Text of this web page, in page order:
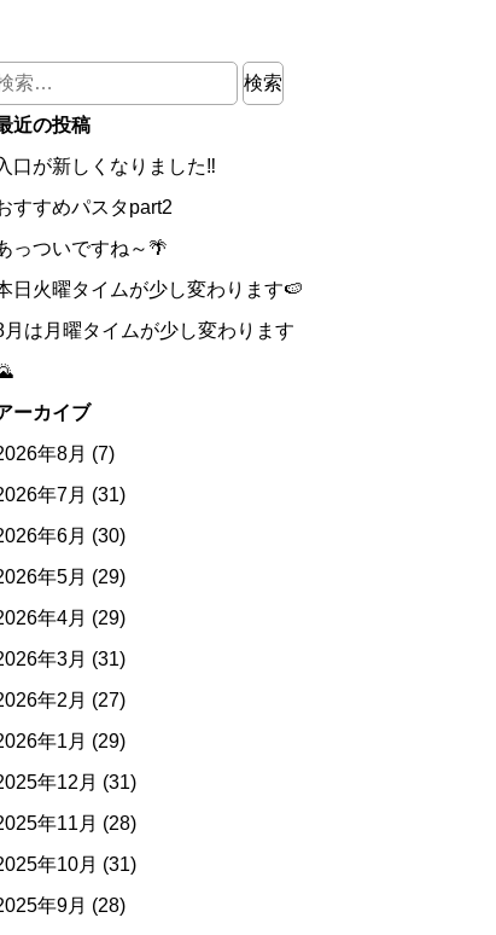
:近の投稿
口が新しくなりました‼
すすめパスタpart2
っついですね～🌴
日火曜タイムが少し変わります🍉
月は月曜タイムが少し変わります
ーカイブ
年8月 (7)
年7月 (31)
年6月 (30)
年5月 (29)
年4月 (29)
年3月 (31)
年2月 (27)
年1月 (29)
年12月 (31)
年11月 (28)
年10月 (31)
年9月 (28)